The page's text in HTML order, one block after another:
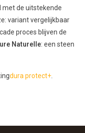
met de uitstekende
variant vergelijkbaar
proces blijven de
Naturelle: een steen
dura protect+.